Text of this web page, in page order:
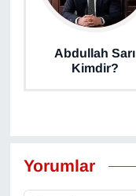
Abdullah Sarı
Kimdir?
Yorumlar